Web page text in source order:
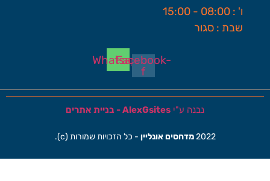
ו' : 08:00 - 15:00
שבת : סגור
Facebook-
f
Whatsapp
נבנה ע"י AlexGsites - בניית אתרים
2022 מדחסים אונליין- כל הזכויות שמורות (c).